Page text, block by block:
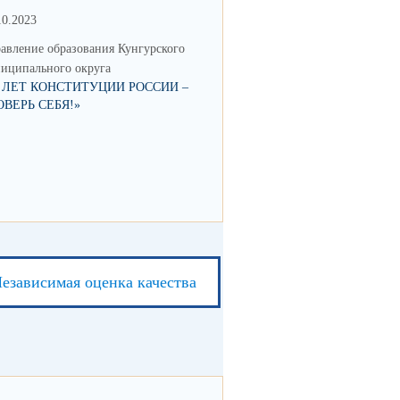
образования Кунгурского
округа
ЛЕТ КОНСТИТУЦИИ РОССИИ –
СЕБЯ!»
оценка качества